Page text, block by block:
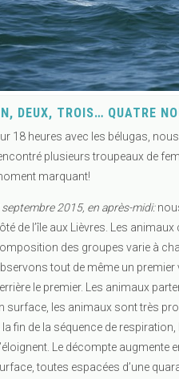
DEUX, TROIS… QUATRE
18 heures avec les bélugas,
plusieurs troupeaux de
marquant!
septembre 2015, en après-midi:
de l’île aux Lièvres. Les
des groupes varie à
tout de même un
le premier. Les animaux
surface, les animaux sont très
la fin de la séquence de
Le décompte
toutes espacées d’une